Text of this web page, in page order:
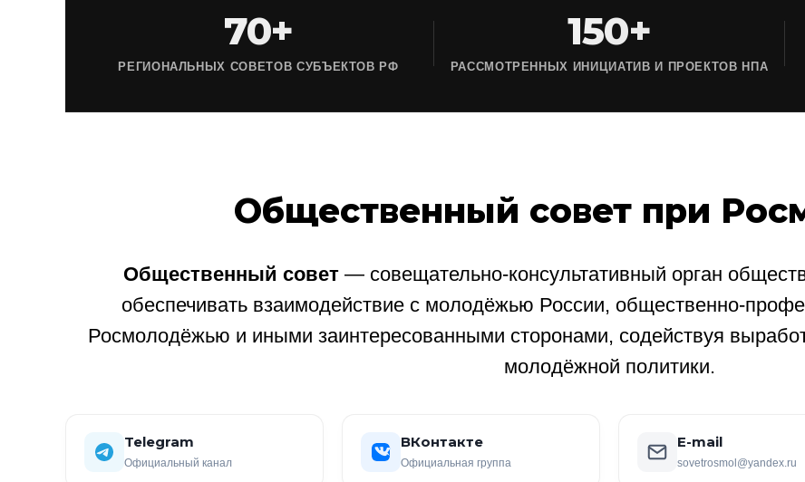
70+
РЕГИОНАЛЬНЫХ СОВЕТОВ СУБЪЕКТОВ РФ
150+
РАССМОТРЕННЫХ ИНИЦИАТИВ И ПРОЕКТОВ НПА
Общественный совет при
Общественный совет— совещательно-консультативный орган
обеспечивать взаимодействие с молодёжью России, общественно-
Росмолодёжью и иными заинтересованными сторонами, содействуя
молодёжной политики.
Telegram
Официальный канал
ВКонтакте
Официальная группа
E-mail
sovetrosmol@yandex.ru